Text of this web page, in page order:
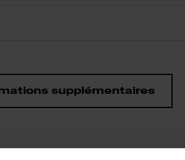
supplémentaires